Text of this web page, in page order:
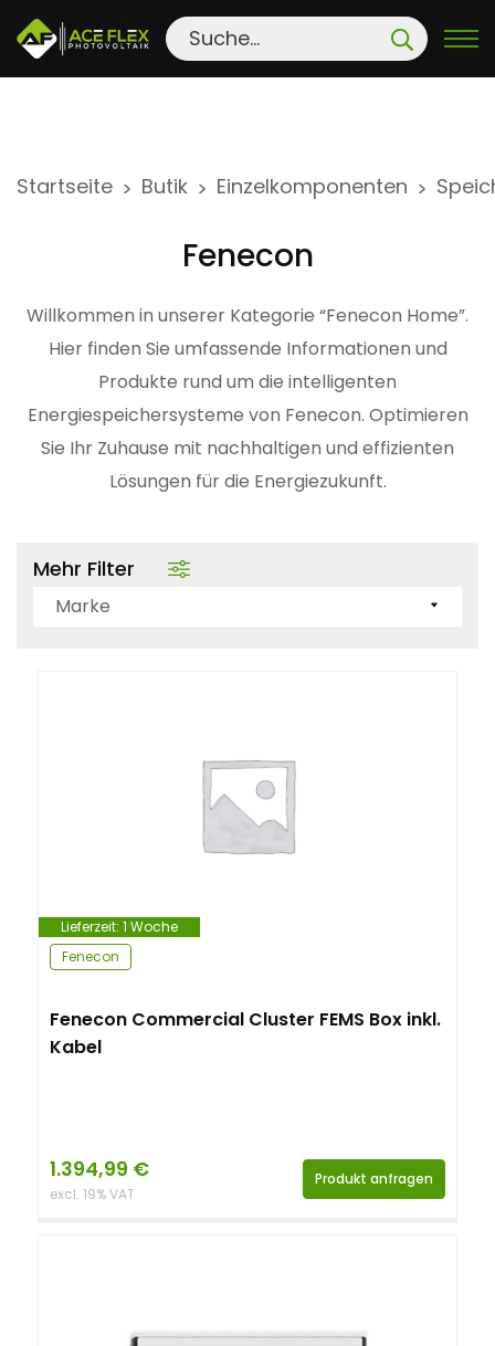
Startseite > Butik > Einzelkomponenten >
Fenecon
Willkommen in unserer Kategorie “Fenecon Home”.
Hier finden Sie umfassende Informationen und
Produkte rund um die intelligenten
Energiespeichersysteme von Fenecon. Optimieren
Sie Ihr Zuhause mit nachhaltigen und effizienten
Lösungen für die Energiezukunft.
Marke
Mehr Filter
Lieferzeit: 1 Woche
Fenecon
Fenecon Commercial Cluster FEMS Box inkl.
Kabel
1.394,99 €
excl. 19% VAT
Produkt anfragen